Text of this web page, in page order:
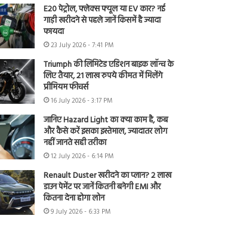
E20 पेट्रोल, फ्लेक्स फ्यूल या EV कार? नई
गाड़ी खरीदने से पहले जानें किसमें है ज्यादा
फायदा
23 July 2026 - 7:41 PM
Triumph की लिमिटेड एडिशन बाइक लॉन्च के
लिए तैयार, 21 लाख रुपये कीमत में मिलेंगे
प्रीमियम फीचर्स
16 July 2026 - 3:17 PM
जानिए Hazard Light का क्या काम है, कब
और कैसे करें इसका इस्तेमाल, ज्यादातर लोग
नहीं जानते सही तरीका
12 July 2026 - 6:14 PM
Renault Duster खरीदने का प्लान? 2 लाख
डाउन पेमेंट पर जानें कितनी बनेगी EMI और
कितना देना होगा लोन
9 July 2026 - 6:33 PM